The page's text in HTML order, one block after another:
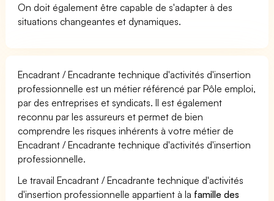
On doit également être capable de s'adapter à des
situations changeantes et dynamiques.
Encadrant / Encadrante technique d'activités d'insertion
professionnelle est un métier référencé par Pôle emploi,
par des entreprises et syndicats. Il est également
reconnu par les assureurs et permet de bien
comprendre les risques inhérents à votre métier de
Encadrant / Encadrante technique d'activités d'insertion
professionnelle.
Le travail Encadrant / Encadrante technique d'activités
d'insertion professionnelle appartient à la famille des